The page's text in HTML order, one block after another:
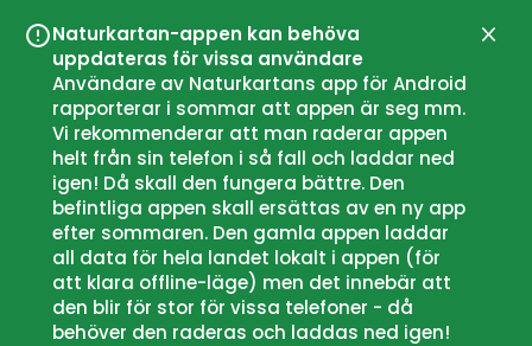
Naturkartan-appen kan behöva
uppdateras för vissa användare
Användare av Naturkartans app för Android
rapporterar i sommar att appen är seg mm.
Vi rekommenderar att man raderar appen
helt från sin telefon i så fall och laddar ned
igen! Då skall den fungera bättre. Den
befintliga appen skall ersättas av en ny app
efter sommaren. Den gamla appen laddar
all data för hela landet lokalt i appen (för
att klara offline-läge) men det innebär att
den blir för stor för vissa telefoner - då
behöver den raderas och laddas ned igen!